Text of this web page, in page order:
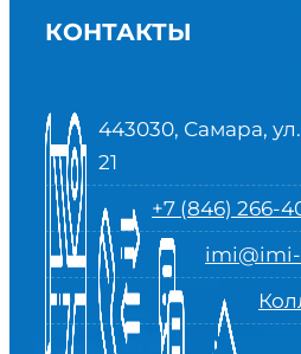
КОНТАКТЫ
443030, Самара,
21
+7 (846) 266-